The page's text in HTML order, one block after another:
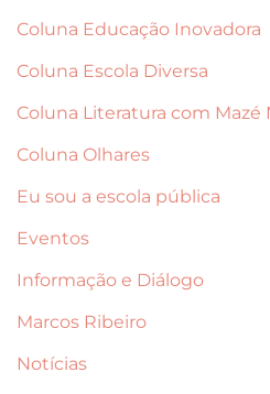
Coluna Educação Inovadora
Coluna Escola Diversa
Coluna Literatura com Mazé
Coluna Olhares
Eu sou a escola pública
Eventos
Informação e Diálogo
Marcos Ribeiro
Notícias